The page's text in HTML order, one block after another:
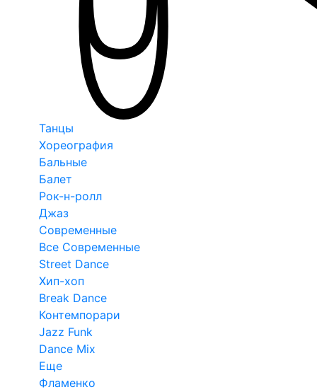
Танцы
Хореография
Бальные
Балет
Рок-н-ролл
Джаз
Современные
Все Современные
Street Dance
Хип-хоп
Break Dance
Контемпорари
Jazz Funk
Dance Mix
Еще
Фламенко